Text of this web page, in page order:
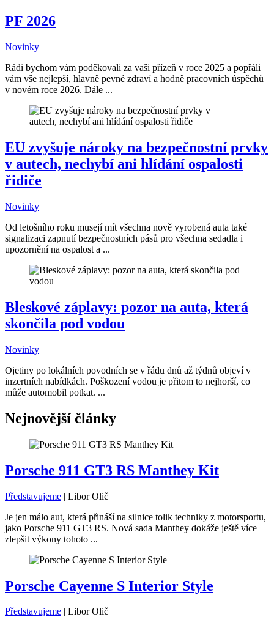
PF 2026
Novinky
Rádi bychom vám poděkovali za vaši přízeň v roce 2025 a popřáli
vám vše nejlepší, hlavně pevné zdraví a hodně pracovních úspěchů
v novém roce 2026. Dále ...
EU zvyšuje nároky na bezpečnostní prvky
v autech, nechybí ani hlídání ospalosti
řidiče
Novinky
Od letošního roku musejí mít všechna nově vyrobená auta také
signalizaci zapnutí bezpečnostních pásů pro všechna sedadla i
upozornění na ospalost a ...
Bleskové záplavy: pozor na auta, která
skončila pod vodou
Novinky
Ojetiny po lokálních povodních se v řádu dnů až týdnů objeví v
inzertních nabídkách. Poškození vodou je přitom to nejhorší, co
může automobil potkat. ...
Nejnovější články
Porsche 911 GT3 RS Manthey Kit
Představujeme | Libor Olič
Je jen málo aut, která přináší na silnice tolik techniky z motorsportu,
jako Porsche 911 GT3 RS. Nová sada Manthey dokáže ještě více
zlepšit výkony tohoto ...
Porsche Cayenne S Interior Style
Představujeme | Libor Olič